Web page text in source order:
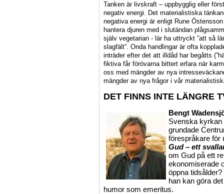
Tanken är livskraft – uppbygglig eller
negativ energi. Det materialistiska
negativa energi är enligt Rune
hantera djuren med i slutändan
själv vegetarian - lär ha uttryckt ”att så
slagfält”. Onda handlingar är ofta
inträder efter det att illdåd har begåtts
fiktiva får förövarna bittert erfara när
oss med mängder av nya
mängder av nya frågor i vår
DET FINNS INTE LÄNGRE
Bengt
Svenska kyrkan
grundade
förespråkare för
Gud – ett
om Gud på ett
ekonomiserade
öppna
han kan göra
humor som emeritus.